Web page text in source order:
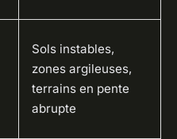
Sols instables,
zones argileuses,
terrains en pente
abrupte